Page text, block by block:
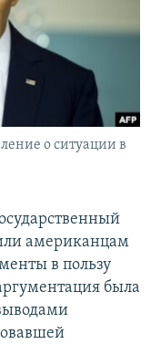
о ситуации в
американцам
в пользу
была